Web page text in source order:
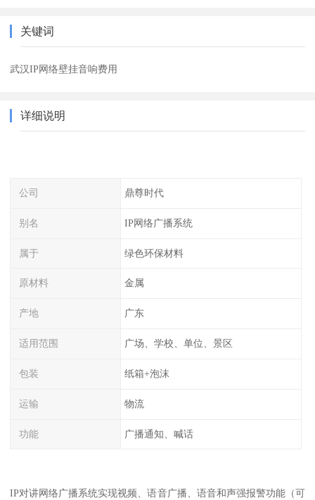
关键词
武汉IP网络壁挂音响费用
详细说明
公司 鼎尊时代
别名 IP网络广播系统
属于 绿色环保材料
原材料 金属
产地 广东
适用范围 广场、学校、单位、景区
包装 纸箱+泡沫
运输 物流
功能 广播通知、喊话
IP对讲网络广播系统实现视频、语音广播、语音和声强报警功能（可